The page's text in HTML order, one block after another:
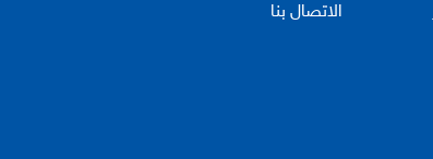
الاتصال بنا